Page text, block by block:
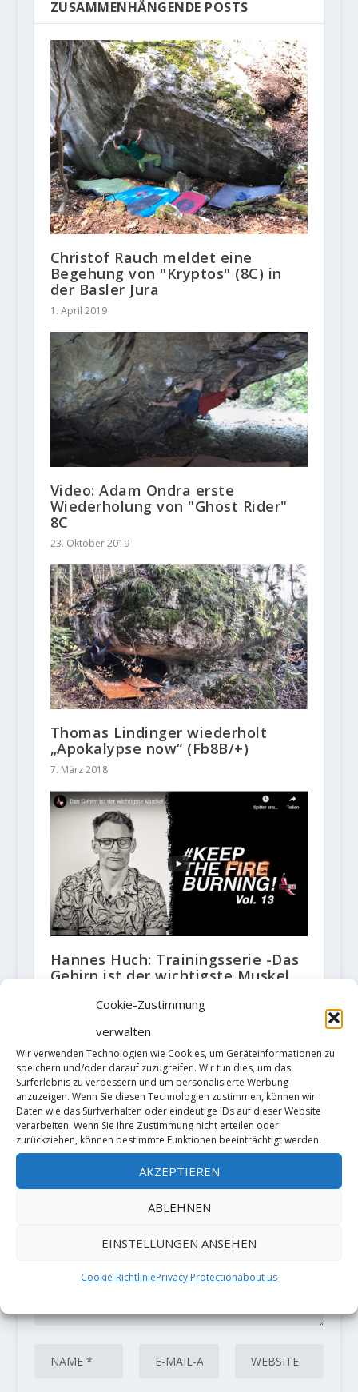
Cookie-Zustimmung
verwalten
Wir verwenden Technologien wie Cookies, um Geräteinformationen zu
speichern und/oder darauf zuzugreifen. Wir tun dies, um das
Surferlebnis zu verbessern und um personalisierte Werbung
anzuzeigen. Wenn Sie diesen Technologien zustimmen, können wir
Daten wie das Surfverhalten oder eindeutige IDs auf dieser Website
verarbeiten. Wenn Sie Ihre Zustimmung nicht erteilen oder
zurückziehen, können bestimmte Funktionen beeinträchtigt werden.
AKZEPTIEREN
ABLEHNEN
EINSTELLUNGEN ANSEHEN
Cookie-RichtliniePrivacy Protectionabout us
ZUSAMMENHÄNGENDE POSTS
Christof Rauch meldet eine
Begehung von "Kryptos" (8C) in
der Basler Jura
1. April 2019
Video: Adam Ondra erste
Wiederholung von "Ghost Rider"
8C
23. Oktober 2019
Thomas Lindinger wiederholt
„Apokalypse now“ (Fb8B/+)
7. März 2018
Hannes Huch: Trainingsserie -Das
Gehirn ist der wichtigste Muskel
17. April 2020
HINTERLASSE EINE ANTWORT
Deine E-Mail-Adresse wird nicht
veröffentlicht. Erforderliche Felder
sind mit*markiert